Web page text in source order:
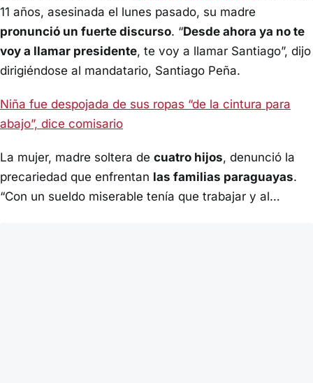
11 años, asesinada el lunes pasado, su madre
pronunció un fuerte discurso. “Desde ahora ya no te
voy a llamar presidente, te voy a llamar Santiago”, dijo
dirigiéndose al mandatario, Santiago Peña.
Niña fue despojada de sus ropas “de la cintura para
abajo”, dice comisario
La mujer, madre soltera de cuatro hijos, denunció la
precariedad que enfrentan las familias paraguayas.
“Con un sueldo miserable tenía que trabajar y al…